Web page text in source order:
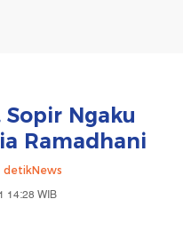
Ngaku
Ramadhani
detikNews
14:28 WIB